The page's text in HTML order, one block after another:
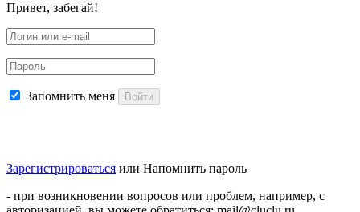
Привет, забегай!
Запомнить меня Войти
Зарегистрироваться или Напомнить пароль
- при возникновении вопросов или проблем, например, с